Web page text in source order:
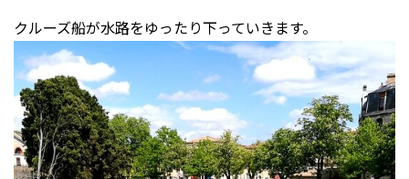
クルーズ船が水路をゆったり下っていきます。